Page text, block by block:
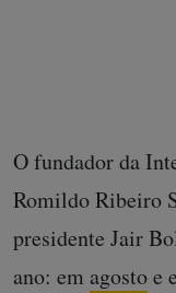
O fundador da
Romildo Ribeiro
presidente Jair
ano: em agostoe